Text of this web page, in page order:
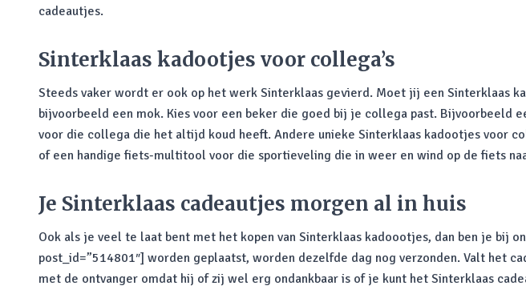
cadeautjes.
Sinterklaas kadootjes voor collega’s
Steeds vaker wordt er ook op het werk Sinterklaas gevierd. Moet jij een Sinterklaas
bijvoorbeeld een mok. Kies voor een beker die goed bij je collega past.
voor die collega die het altijd koud heeft. Andere unieke Sinterklaas kadootjes voor
of een handige fiets-multitool voor die sportieveling die in weer en wind op de fiets
Je Sinterklaas cadeautjes morgen al in huis
Ook als je veel te laat bent met het kopen van Sinterklaas kadoootjes, dan ben je bij
post_id=”514801″] worden geplaatst, worden dezelfde dag nog verzonden. Valt het
met de ontvanger omdat hij of zij wel erg ondankbaar is of je kunt het Sinterklaas